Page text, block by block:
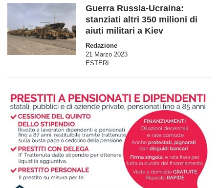
Guerra Russia-Ucraina:
stanziati altri 350 milioni di
aiuti militari a Kiev
Redazione
21 Marzo 2023
ESTERI